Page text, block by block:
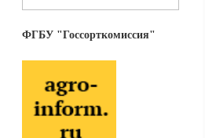
ФГБУ "Госсорткомиссия"